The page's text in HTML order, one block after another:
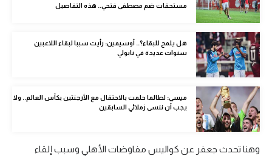
كرة طائرة
الوطن العربي
في المونديال
آسيا
أمريكا
ركن الألعاب
مستحقات ضم مصطفى فتحي.. هذه التفاصيل
هل يلمح للبقاء؟.. أوسيمين: رأيت سببا لبقاء اللاعبين
سنوات عديدة في نابولي
ميسي: لطالما حلمت بالاحتفال مع الأرجنتين بكأس العالم.. ولا
يجب أن ننسى زملائي السابقين
وهنا تحدث جعفر عن كواليس مفاوضات الأهلي وسبب إلقاء